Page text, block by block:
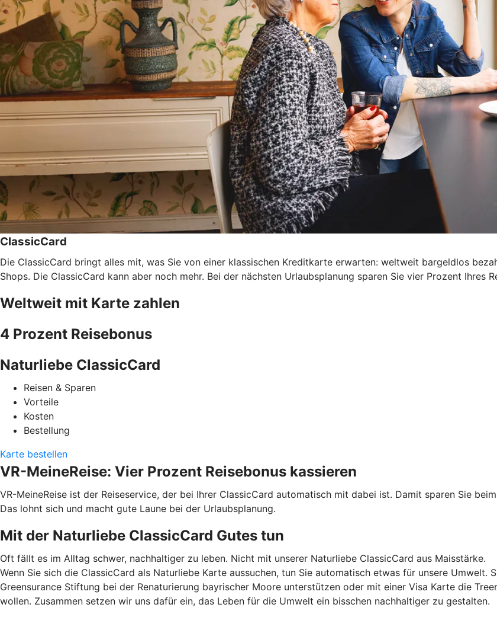
ClassicCard
Die ClassicCard bringt alles mit, was Sie von einer klassischen Kreditkarte erwarten: weltweit bargeldlos
Shops. Die ClassicCard kann aber noch mehr. Bei der nächsten Urlaubsplanung sparen Sie vier Prozent Ihres
Weltweit mit Karte zahlen
4 Prozent Reisebonus
Naturliebe ClassicCard
Reisen & Sparen
Vorteile
Kosten
Bestellung
Karte bestellen
VR-MeineReise: Vier Prozent Reisebonus kassieren
VR-MeineReise ist der Reiseservice, der bei Ihrer ClassicCard automatisch mit dabei ist. Damit sparen Sie
Das lohnt sich und macht gute Laune bei der Urlaubsplanung.
Mit der Naturliebe ClassicCard Gutes tun
Oft fällt es im Alltag schwer, nachhaltiger zu leben. Nicht mit unserer Naturliebe ClassicCard aus Maisstärke.
Wenn Sie sich die ClassicCard als Naturliebe Karte aussuchen, tun Sie automatisch etwas für unsere Umwelt.
Greensurance Stiftung bei der Renaturierung bayrischer Moore unterstützen oder mit einer Visa Karte die
wollen. Zusammen setzen wir uns dafür ein, das Leben für die Umwelt ein bisschen nachhaltiger zu gestalten.